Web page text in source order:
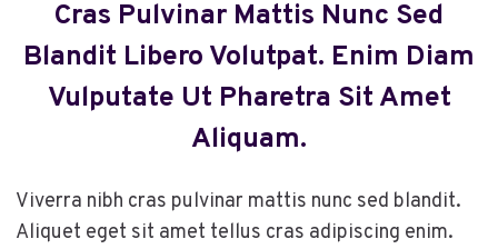
Cras Pulvinar Mattis Nunc Sed
Blandit Libero Volutpat. Enim Diam
Vulputate Ut Pharetra Sit Amet
Aliquam.
Viverra nibh cras pulvinar mattis nunc sed blandit.
Aliquet eget sit amet tellus cras adipiscing enim.